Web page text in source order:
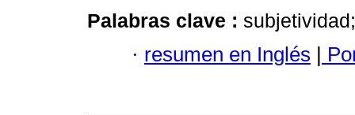
Palabras clave :
· resumen en Inglés |